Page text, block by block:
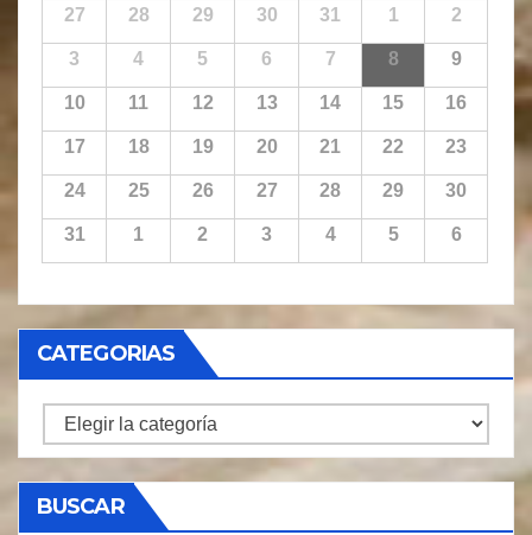
27
28 29 30 31 1 2
3 4 5 6 7 8 9
10 11 12 13 14 15 16
17 18 19 20 21 22 23
24 25 26 27 28 29 30
31 1 2 3 4 5 6
CATEGORIAS
CATEGORIAS
BUSCAR